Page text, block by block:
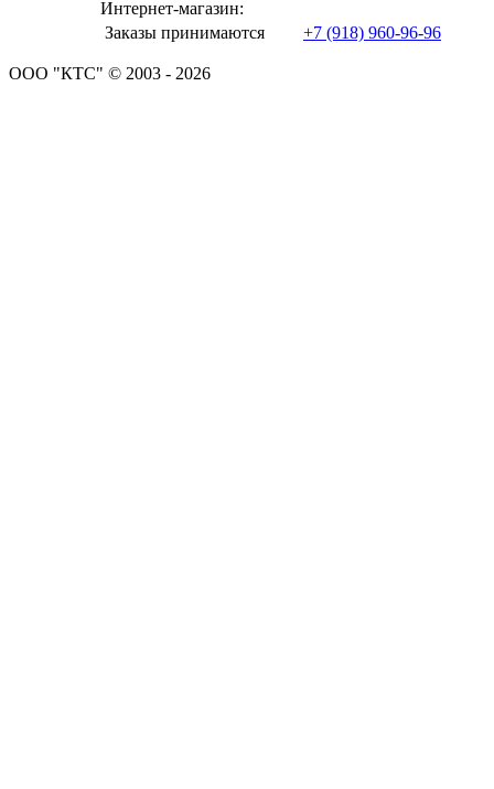
Интернет-магазин:
Заказы принимаются
+7 (918) 960-96-96
ООО "КТС" © 2003 - 2026